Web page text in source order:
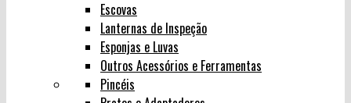
Escovas
Lanternas de Inspeção
Esponjas e Luvas
Outros Acessórios e Ferramentas
Pincéis